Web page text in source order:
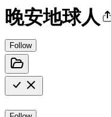
晚安地球人
Follow